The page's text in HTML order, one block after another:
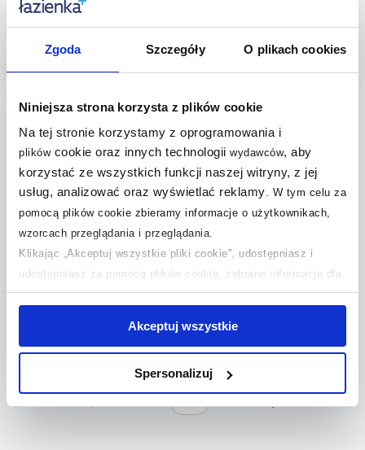
Zgoda Szczegóły O plikach cookies
Niniejsza strona korzysta z plików cookie
Na tej stronie korzystamy z oprogramowania i
plikówcookie oraz innych technologii wydawców, aby
korzystać ze wszystkich funkcji naszej witryny, z jej
usług, analizować oraz wyświetlać reklamy. W tym celu za
pomocą plików cookie zbieramy informacje o użytkownikach,
wzorcach przeglądania i przeglądania.
Klikając „Akceptuj wszystkie pliki cookie”, udostępniasz i
udostępniasz za pomocą plików cookie, zebrane informacje dla
użytkowników zewnętrznych, a także nasi partnerzy reklamowi.
jednak, że zablokowane niektóre pliki cookie mogą mieć wpływ
na sposób dostarczania treści niedostosowanych do potrzeb
Aby uzyskać więcej informacji na temat plików plików cookie,
Akceptuj wszystkie
Spersonalizuj
Dostępność:24h!
879,20zł
Cena kat.: 1 099,01 zł
Dodaj do
porównania
909,34zł
Cena kat.: 2 270,20 zł
Dodaj do
porównania
Cersanit Larga Slim wanna
prostokątna 170x75 cm biała
1 049,00zł
Dodaj do